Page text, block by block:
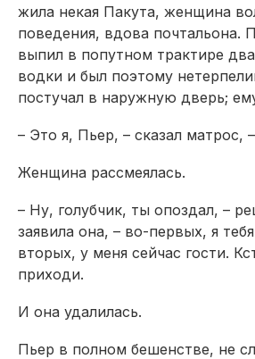
жила некая Пакута, женщина
поведения, вдова почтальона.
выпил в попутном трактире
водки и был поэтому
постучал в наружную дверь;
– Это я, Пьер, – сказал матрос,
Женщина рассмеялась.
– Ну, голубчик, ты опоздал, –
заявила она, – во-первых, я
вторых, у меня сейчас гости.
приходи.
И она удалилась.
Пьер в полном бешенстве, не